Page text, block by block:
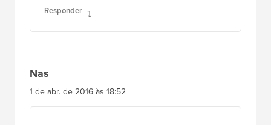
Responder
Nas
1 de abr. de 2016 às 18:52